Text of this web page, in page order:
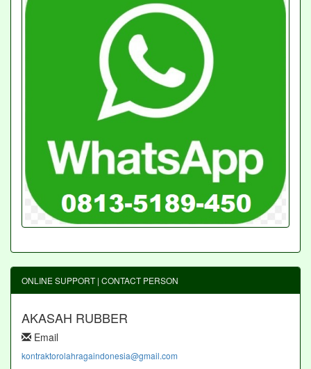
ONLINE SUPPORT | CONTACT PERSON
AKASAH RUBBER
Email
kontraktorolahragaindonesia@gmail.com